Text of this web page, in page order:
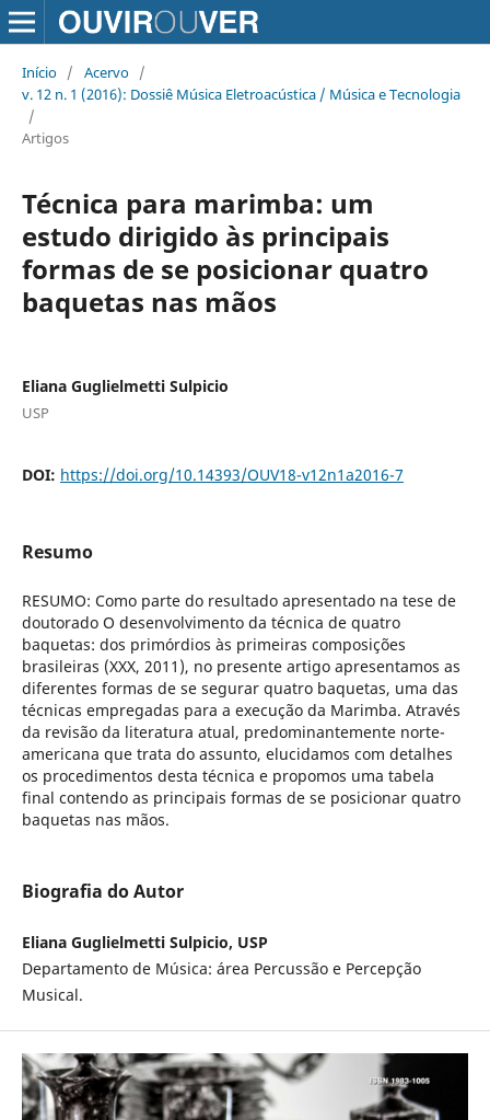
Início / Acervo /
v. 12 n. 1 (2016): Dossiê Música Eletroacústica / Música e Tecnologia
/
Artigos
Técnica para marimba: um
estudo dirigido às principais
formas de se posicionar quatro
baquetas nas mãos
Eliana Guglielmetti Sulpicio
USP
DOI: https://doi.org/10.14393/OUV18-v12n1a2016-7
Resumo
RESUMO: Como parte do resultado apresentado na tese de
doutorado O desenvolvimento da técnica de quatro
baquetas: dos primórdios às primeiras composições
brasileiras (XXX, 2011), no presente artigo apresentamos as
diferentes formas de se segurar quatro baquetas, uma das
técnicas empregadas para a execução da Marimba. Através
da revisão da literatura atual, predominantemente norte-
americana que trata do assunto, elucidamos com detalhes
os procedimentos desta técnica e propomos uma tabela
final contendo as principais formas de se posicionar quatro
baquetas nas mãos.
Biografia do Autor
Eliana Guglielmetti Sulpicio, USP
Departamento de Música: área Percussão e Percepção
Musical.